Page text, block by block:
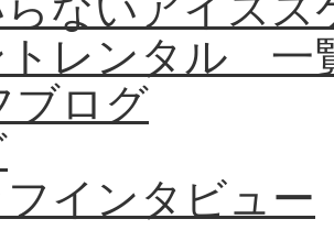
トレンタル 一
ブログ
インタビュー